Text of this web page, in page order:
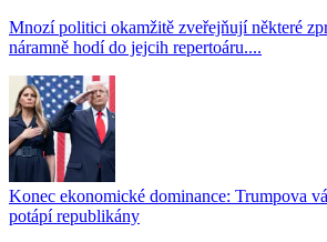
Mnozí politici okamžitě zveřejňují některé
náramně hodí do jejcih repertoáru....
Konec ekonomické dominance: Trumpova
potápí republikány